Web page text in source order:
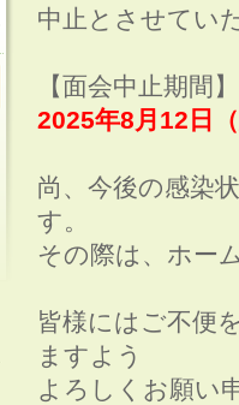
中止とさせてい
【面会中止期間】
2025年8月12日
尚、今後の感染
す。
その際は、ホー
皆様にはご不便
ますよう
よろしくお願い